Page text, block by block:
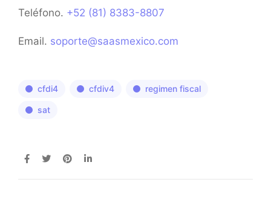
Teléfono. +52 (81) 8383-8807
Email. soporte@saasmexico.com
cfdi4 cfdiv4 regimen fiscal
sat